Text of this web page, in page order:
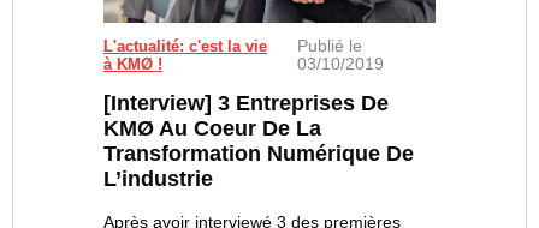
L'actualité: c'est la vie
à KMØ !
Publié le
03/10/2019
[Interview] 3 Entreprises De
KMØ Au Coeur De La
Transformation Numérique De
L’industrie
Après avoir interviewé 3 des premières